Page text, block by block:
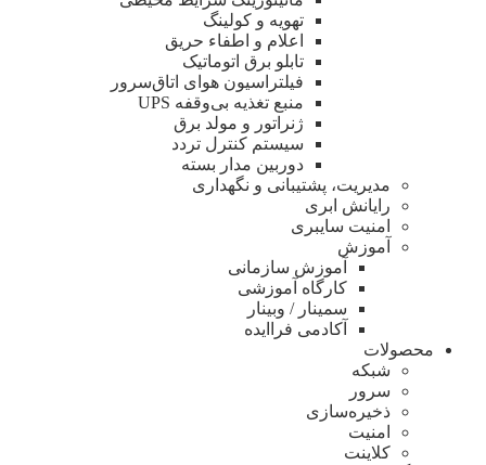
تهویه و کولینگ
اعلام و اطفاء حریق
تابلو برق اتوماتیک
فیلتراسیون هوای اتاق‌سرور
منبع تغذیه بی‌وقفه ‌UPS
ژنراتور و مولد برق
سیستم کنترل تردد
دوربین مدار بسته
مدیریت، پشتیبانی و نگهداری
رایانش ابری
امنیت سایبری
آموزش
آموزش سازمانی
کارگاه آموزشی
سمینار / وبینار
آکادمی فراایده
محصولات
شبکه
سرور
ذخیره‌سازی
امنیت
کلاینت